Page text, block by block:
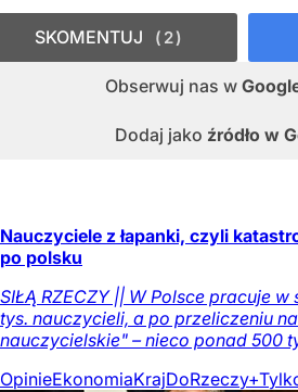
Obserwuj nas w
Dodaj jako źródło w
SKOMENTUJ 2
Nauczyciele z łapanki, czyli
po polsku
SIŁĄ RZECZY || W Polsce pracuje
tys. nauczycieli, a po przeliczeniu
nauczycielskie" – nieco ponad 500
OpinieEkonomiaKrajDoRzeczy+